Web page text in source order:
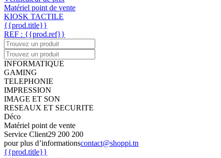
Matériel point de vente
KIOSK TACTILE
{{prod.title}}
REF : {{prod.ref}}
INFORMATIQUE
GAMING
TELEPHONIE
IMPRESSION
IMAGE ET SON
RESEAUX ET SECURITE
Déco
Matériel point de vente
Service Client29 200 200
pour plus d’informationscontact@shoppi.tn
{{prod.title}}